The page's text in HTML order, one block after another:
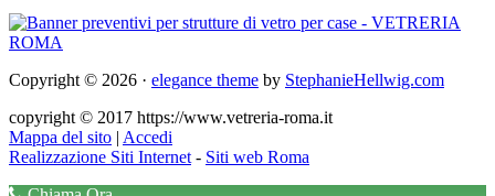
Copyright © 2026 · elegance theme by StephanieHellwig.com
copyright © 2017 https://www.vetreria-roma.it
Mappa del sito | Accedi
Realizzazione Siti Internet - Siti web Roma